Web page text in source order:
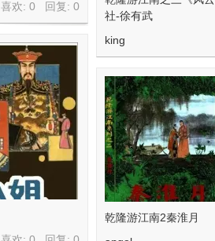
喜欢: 0 回复:0
社-徐有武
king
乾隆游江南2秦淮月